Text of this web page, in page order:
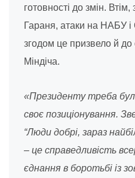
готовності до змін.
Гараня, атаки на НАБУ
згодом це призвело й
Міндіча.
«Президенту треба
своє позиціонування.
“Люди добрі, зараз
– це справедливість
єднання в боротьбі із